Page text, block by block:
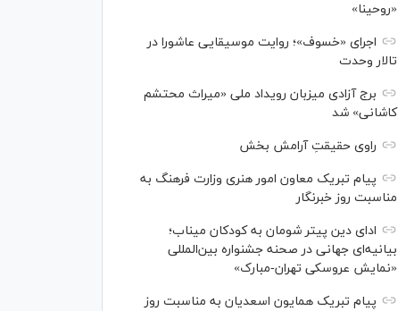
«روحینا»
اجرای «خسوف»؛ روایت موسیقایی عاشورا در
تالار وحدت
برج آزادی میزبان رویداد ملی «میراث محتشم
کاشانی» شد
راوی حقیقتِ آرامش بخش
پیام تبریک معاون امور هنری وزارت فرهنگ به
مناسبت روز خبرنگار
ادای دین پیتر شومان به کودکان میناب؛
بیانیه‌ای جهانی در صحنه جشنواره بین‌المللی
«نمایش عروسکی تهران-مبارک»
پیام تبریک همایون اسعدیان به مناسبت روز